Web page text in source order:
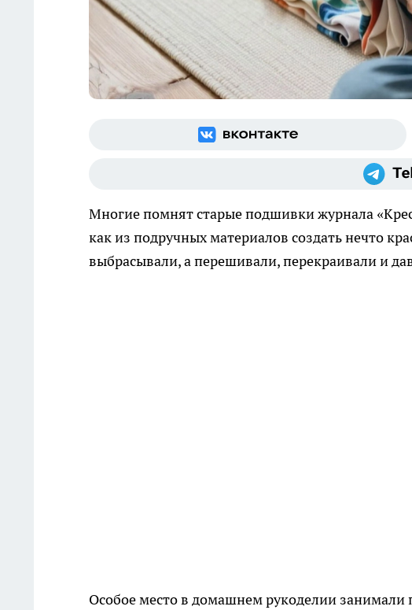
Многие помнят старые подшивки журнала
как из подручных материалов создать нечто
выбрасывали, а перешивали, перекраивали и
Особое место в домашнем рукоделии